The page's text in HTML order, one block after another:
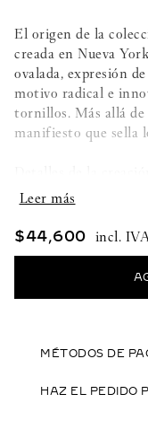
El origen de la
creada en Nueva
ovalada, expresión
motivo radical e
tornillos. Más allá de
manifiesto que sella
$44,600
MÉTODOS DE
HAZ EL PEDIDO